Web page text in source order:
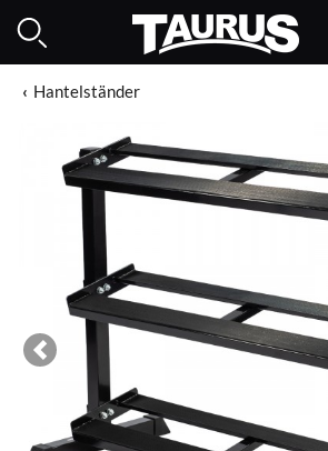
Hantelständer
Previous